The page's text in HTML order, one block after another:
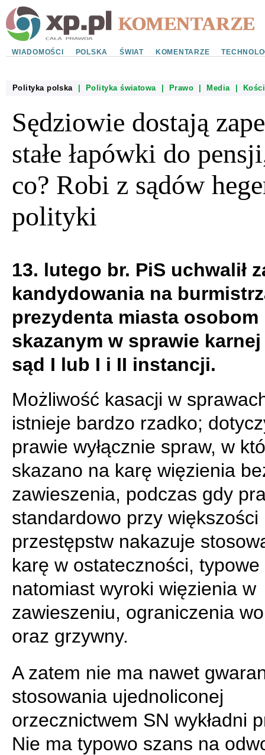
WIADOMOŚCI POLSKA ŚWIAT KOMENTARZE
Polityka polska| Polityka światowa| Prawo Media|
Sędziowie dostają
stałe łapówki do
co? Robi z sądów
polityki
13. lutego br. PiS uchwalił
kandydowania na
prezydenta miasta osobom
skazanym w sprawie karnej
sąd I lub I i II instancji.
Możliwość kasacji w
istnieje bardzo rzadko;
prawie wyłącznie spraw, w
skazano na karę więzienia
zawieszenia, podczas gdy
standardowo przy większości
przestępstw nakazuje
karę w ostateczności, typowe
natomiast wyroki więzienia w
zawieszeniu, ograniczenia
oraz grzywny.
A zatem nie ma nawet
stosowania ujednoliconej
orzecznictwem SN wykładni
Nie ma typowo szans na